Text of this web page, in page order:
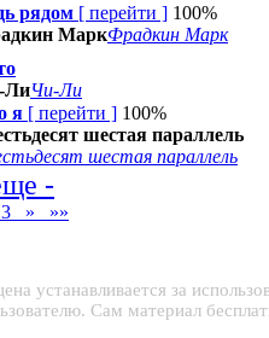
рядом [ перейти ] 100%
МаркФрадкин Марк
ЛиЧи-Ли
я [ перейти ] 100%
шестая параллель
шестая параллель
-
3 » »»
устанавливается за
Сам материал